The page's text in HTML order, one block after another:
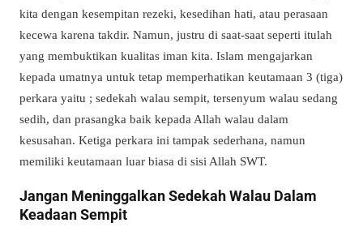
kita dengan kesempitan rezeki, kesedihan hati, atau perasaan
kecewa karena takdir. Namun, justru di saat-saat seperti itulah
yang membuktikan kualitas iman kita. Islam mengajarkan
kepada umatnya untuk tetap memperhatikan keutamaan 3 (tiga)
perkara yaitu ; sedekah walau sempit, tersenyum walau sedang
sedih, dan prasangka baik kepada Allah walau dalam
kesusahan. Ketiga perkara ini tampak sederhana, namun
memiliki keutamaan luar biasa di sisi Allah SWT.
Jangan Meninggalkan Sedekah Walau Dalam
Keadaan Sempit